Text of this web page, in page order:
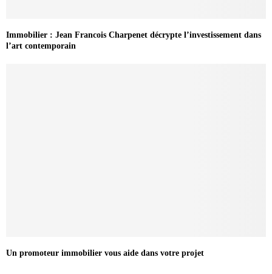
Immobilier : Jean Francois Charpenet décrypte l’investissement dans
l’art contemporain
Un promoteur immobilier vous aide dans votre projet